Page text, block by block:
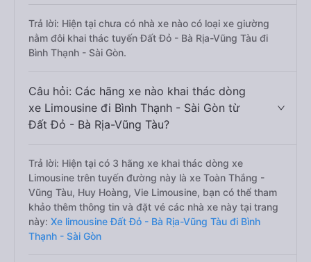
Trả lời: Hiện tại chưa có nhà xe nào có loại xe giường
nằm đôi khai thác tuyến Đất Đỏ - Bà Rịa-Vũng Tàu đi
Bình Thạnh - Sài Gòn.
Câu hỏi: Các hãng xe nào khai thác dòng
xe Limousine đi Bình Thạnh - Sài Gòn từ
Đất Đỏ - Bà Rịa-Vũng Tàu?
Trả lời: Hiện tại có 3 hãng xe khai thác dòng xe
Limousine trên tuyến đường này là xe Toàn Thắng -
Vũng Tàu, Huy Hoàng, Vie Limousine, bạn có thể tham
khảo thêm thông tin và đặt vé các nhà xe này tại trang
này: Xe limousine Đất Đỏ - Bà Rịa-Vũng Tàu đi Bình
Thạnh - Sài Gòn